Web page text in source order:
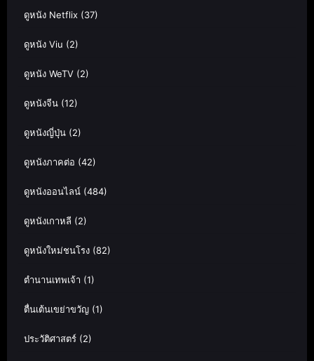
ดูหนัง Netflix (37)
ดูหนัง Viu (2)
ดูหนัง WeTV (2)
ดูหนังจีน (12)
ดูหนังญี่ปุ่น (2)
ดูหนังภาคต่อ (42)
ดูหนังออนไลน์ (484)
ดูหนังเกาหลี (2)
ดูหนังใหม่ชนโรง (82)
ตำนานเทพเจ้า (1)
ตื่นเต้นเขย่าขวัญ (1)
ประวัติศาสตร์ (2)